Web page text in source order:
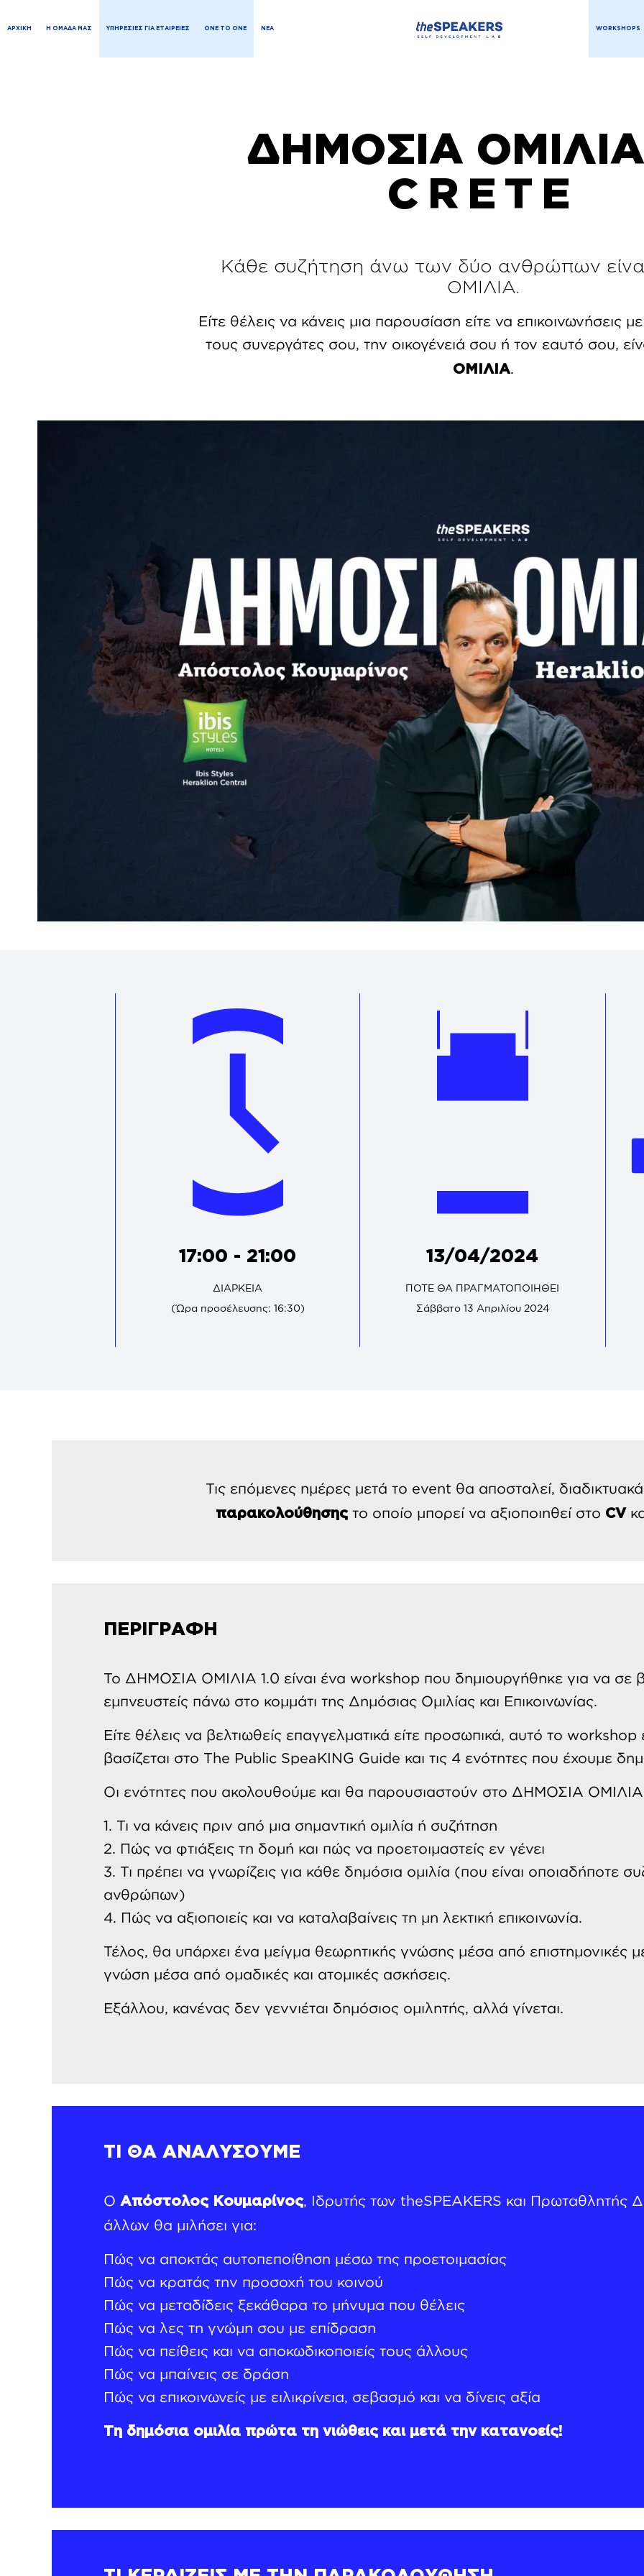
ΑΡΧΙΚΗ Η ΟΜΑΔΑ ΜΑΣ ΥΠΗΡΕΣΙΕΣ ΓΙΑ ΕΤΑΙΡΕΙΕΣ ONE TO ONE ΝΕΑ WORKSHOPS
ΔΗΜΟΣΙΑ ΟΜΙΛΙΑ
CRETE
Κάθε συζήτηση άνω των δύο ανθρώπων
ΟΜΙΛΙΑ.
Είτε θέλεις να κάνεις μια παρουσίαση είτε να επικοινωνήσεις
τους συνεργάτες σου, την οικογένειά σου ή τον εαυτό σου,
ΟΜΙΛΙΑ.
17:00 - 21:00
ΔΙΑΡΚΕΙΑ
(Ώρα προσέλευσης: 16:30)
13/04/2024
ΠΟΤΕ ΘΑ ΠΡΑΓΜΑΤΟΠΟΙΗΘΕΙ
Σάββατο 13 Απριλίου 2024
Τις επόμενες ημέρες μετά το event θα αποσταλεί,
παρακολούθησηςτο οποίο μπορεί να αξιοποιηθεί στο CV
ΠΕΡΙΓΡΑΦΗ
Το ΔΗΜΟΣΙΑ ΟΜΙΛΙΑ 1.0 είναι ένα workshop που δημιουργήθηκε για να σε
εμπνευστείς πάνω στο κομμάτι της Δημόσιας Ομιλίας και Επικοινωνίας.
Είτε θέλεις να βελτιωθείς επαγγελματικά είτε προσωπικά, αυτό το workshop
βασίζεται στο The Public SpeaKING Guide και τις 4 ενότητες που έχουμε
Οι ενότητες που ακολουθούμε και θα παρουσιαστούν στο ΔΗΜΟΣΙΑ ΟΜΙΛΙΑ
1. Τι να κάνεις πριν από μια σημαντική ομιλία ή συζήτηση
2. Πώς να φτιάξεις τη δομή και πώς να προετοιμαστείς εν γένει
3. Τι πρέπει να γνωρίζεις για κάθε δημόσια ομιλία (που είναι οποιαδήποτε
ανθρώπων)
4. Πώς να αξιοποιείς και να καταλαβαίνεις τη μη λεκτική επικοινωνία.
Τέλος, θα υπάρχει ένα μείγμα θεωρητικής γνώσης μέσα από επιστημονικές
γνώση μέσα από ομαδικές και ατομικές ασκήσεις.
Εξάλλου, κανένας δεν γεννιέται δημόσιος ομιλητής, αλλά γίνεται.
ΤΙ ΘΑ ΑΝΑΛΥΣΟΥΜΕ
Ο Απόστολος Κουμαρίνος, Ιδρυτής των theSPEAKERS και Πρωταθλητής
άλλων θα μιλήσει για:
Πώς να αποκτάς αυτοπεποίθηση μέσω της προετοιμασίας
Πώς να κρατάς την προσοχή του κοινού
Πώς να μεταδίδεις ξεκάθαρα το μήνυμα που θέλεις
Πώς να λες τη γνώμη σου με επίδραση
Πώς να πείθεις και να αποκωδικοποιείς τους άλλους
Πώς να μπαίνεις σε δράση
Πώς να επικοινωνείς με ειλικρίνεια, σεβασμό και να δίνεις αξία
Τη δημόσια ομιλία πρώτα τη νιώθεις και μετά την κατανοείς!